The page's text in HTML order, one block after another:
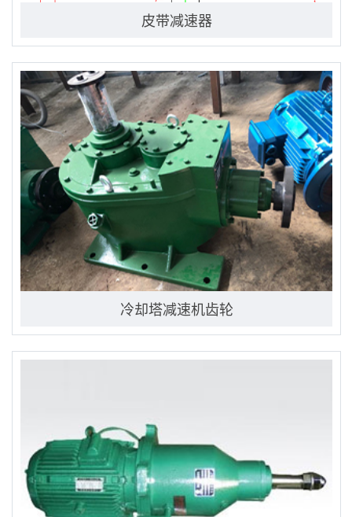
皮带减速器
冷却塔减速机齿轮